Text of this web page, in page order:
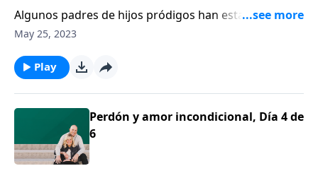
Algunos padres de hijos pródigos han estado orando
por mucho tiempo para que sus hijos se pongan a
tiempo, que no están seguros cómo manejar la
situación cuando esto ocurre. Phil Waldrep se une a
May 25, 2023
Play
Perdón y amor incondicional, Día 4 de
6